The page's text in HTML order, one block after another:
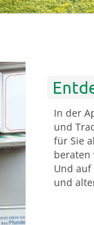
In der
und
für Sie
beraten
Und
und